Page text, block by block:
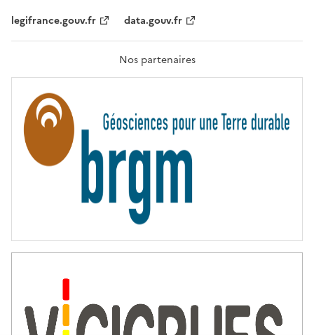
F
A
T
R
T
É
legifrance.gouv.fr
data.gouv.fr
Nos partenaires